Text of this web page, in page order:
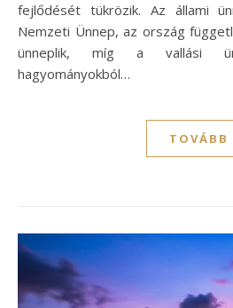
fejlődését tükrözik. Az állami
Nemzeti Ünnep, az ország
ünneplik, míg a vallási
hagyományokból…
TOVÁBB